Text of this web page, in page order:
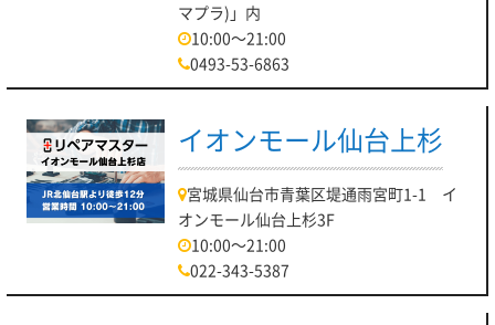
マプラ)」内
10:00～21:00
0493-53-6863
イオンモール仙台上杉
宮城県仙台市青葉区堤通雨宮町1-1 イ
オンモール仙台上杉3F
10:00～21:00
022-343-5387